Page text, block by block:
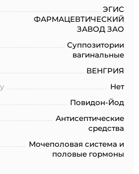
ЭГИС
ФАРМАЦЕВТИЧЕСКИЙ
ЗАВОД ЗАО
Суппозитории
вагинальные
ВЕНГРИЯ
Нет
Повидон-Йод
Антисептические
средства
Мочеполовая система и
половые гормоны
в Согласии на обработку
данных *